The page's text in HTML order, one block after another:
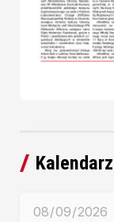
Kalendarz